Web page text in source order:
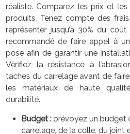
réaliste. Comparez les prix et
produits. Tenez compte des
représenter jusqu’à 30% du
recommandé de faire appel à
pose afin de garantir une
Vérifiez la résistance à
taches du carrelage avant de
les matériaux de haute
durabilité.
Budget : prévoyez un budget
carrelage, de la colle, du joint